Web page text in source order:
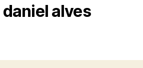
daniel alves